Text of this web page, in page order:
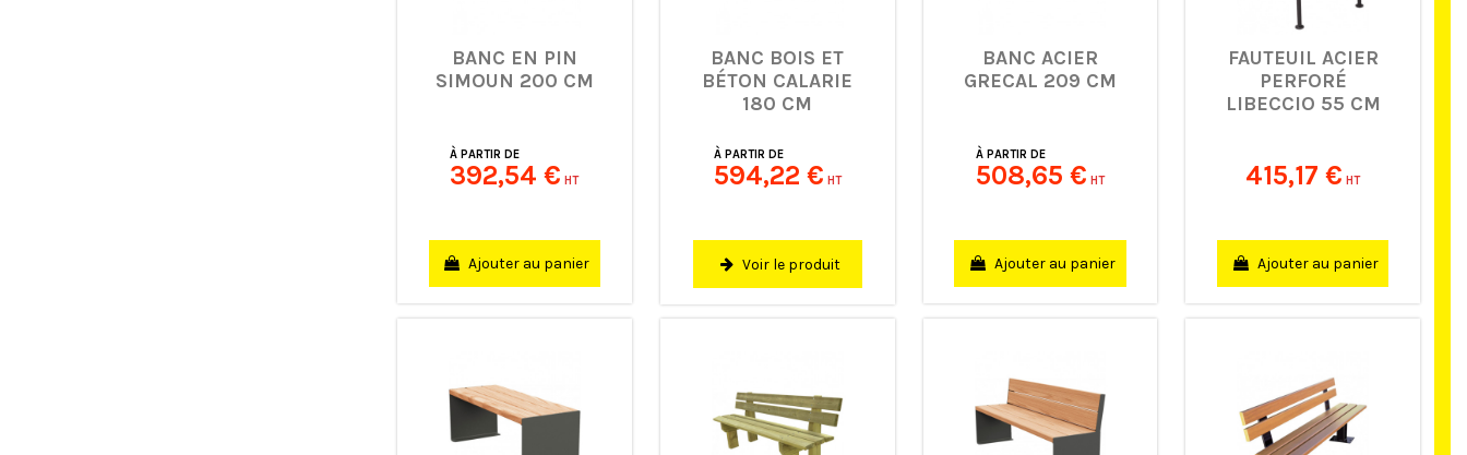
BANC EN PIN
SIMOUN 200 CM
À PARTIR DE
392,54 € HT
Ajouter au panier
BANC BOIS ET
BÉTON CALARIE
180 CM
À PARTIR DE
594,22 € HT
Voir le produit
BANC ACIER
GRECAL 209 CM
À PARTIR DE
508,65 € HT
Ajouter au panier
FAUTEUIL ACIER
PERFORÉ
LIBECCIO 55 CM
415,17 € HT
Ajouter au panier